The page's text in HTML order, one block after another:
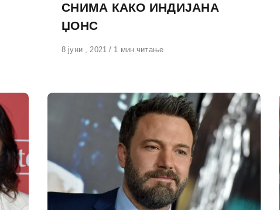
СНИМА КАКО ИНДИЈАНА
ЏОНС
Објавено
8 јуни , 2021 1 мин читање